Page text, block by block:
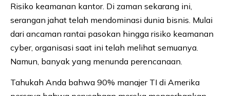
Risiko keamanan kantor. Di zaman sekarang ini,
serangan jahat telah mendominasi dunia bisnis. Mulai
dari ancaman rantai pasokan hingga risiko keamanan
cyber, organisasi saat ini telah melihat semuanya.
Namun, banyak yang menunda perencanaan.
Tahukah Anda bahwa 90% manajer TI di Amerika